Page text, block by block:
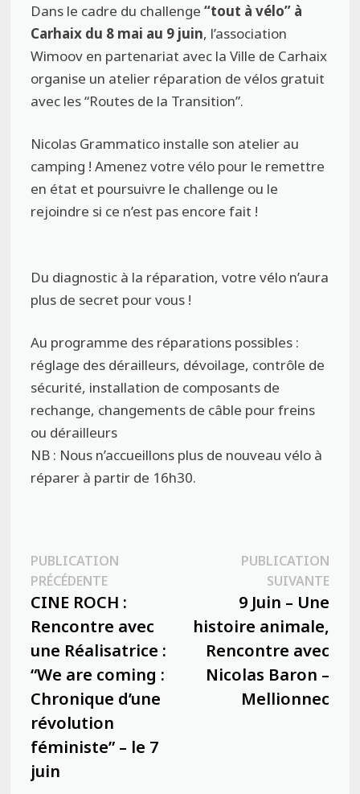
Dans le cadre du challenge“tout à vélo” à
Carhaix du 8 mai au 9 juin, l’association
Wimoov en partenariat avec la Ville de Carhaix
organise un atelier réparation de vélos gratuit
avec les “Routes de la Transition”.
Nicolas Grammatico installe son atelier au
camping ! Amenez votre vélo pour le remettre
en état et poursuivre le challenge ou le
rejoindre si ce n’est pas encore fait !
Du diagnostic à la réparation, votre vélo n’aura
plus de secret pour vous !
Au programme des réparations possibles :
réglage des dérailleurs, dévoilage, contrôle de
sécurité, installation de composants de
rechange, changements de câble pour freins
ou dérailleurs
NB : Nous n’accueillons plus de nouveau vélo à
réparer à partir de 16h30.
Navigation
de
l’article
PUBLICATION
PRÉCÉDENTEPublication
précédente :
CINE ROCH :
Rencontre avec
une Réalisatrice :
“We are coming :
Chronique d’une
révolution
féministe” – le 7
juin
PUBLICATION
SUIVANTE
9 Juin – Une
histoire animale,
Rencontre avec
Nicolas Baron –
Mellionnec